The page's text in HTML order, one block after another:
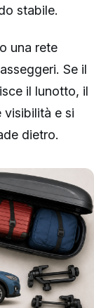
stabile.
una rete
Se il
il lunotto, il
visibilità e si
dietro.